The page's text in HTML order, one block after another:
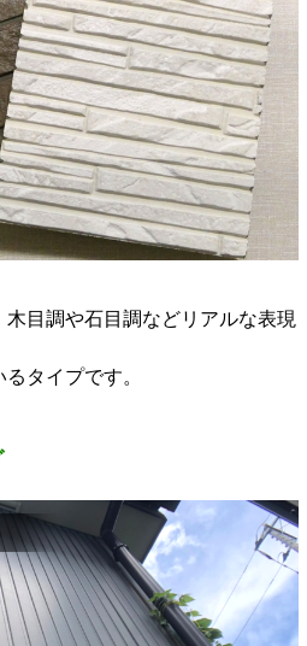
目調や石目調などリアルな表現
タイプです。